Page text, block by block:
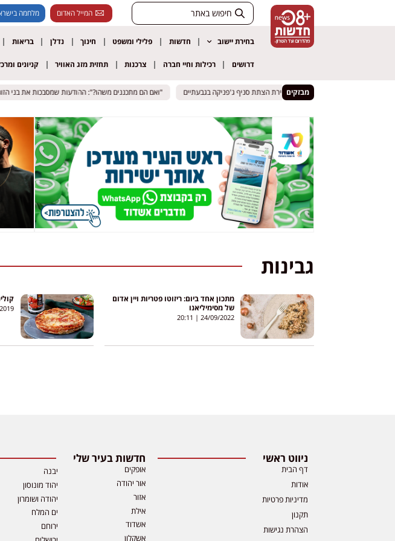
המייל האדום מלחמה
בחירת יישוב חדשות פלילי ומשפט חינוך נדלן בריאות
דרושים רכילות וחיי חברה צרכנות תחזית מזג האוויר קניונים
מבזקים "ואם הם מתכננים משהו?": ההודעות שמסבכות את בני
"ואם הם מתכננים משהו?": ההודעות שמסבכות את בני
גבינות
מתכון אחד ביום: ריזוטו פטריות ויין אדום
של מסימיליאנו
24/09/2022
ניווט ראשי
דף הבית
אודות
מדיניות פרטיות
תקנון
הצהרת נגישות
חדשות בעיר שלי
אופקים
אור יהודה
אזור
אילת
אשדוד
אשקלון
יבנה
יהוד מונוסון
יהודה ושומרון
ים המלח
ירוחם